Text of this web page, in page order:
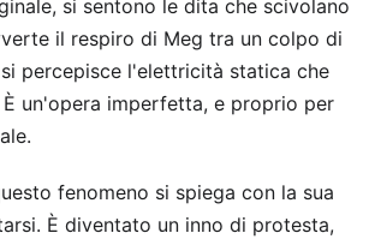
si sentono le dita che scivolano
il respiro di Meg tra un colpo di
percepisce l'elettricità statica che
È un'opera imperfetta, e proprio per
fenomeno si spiega con la sua
È diventato un inno di protesta,